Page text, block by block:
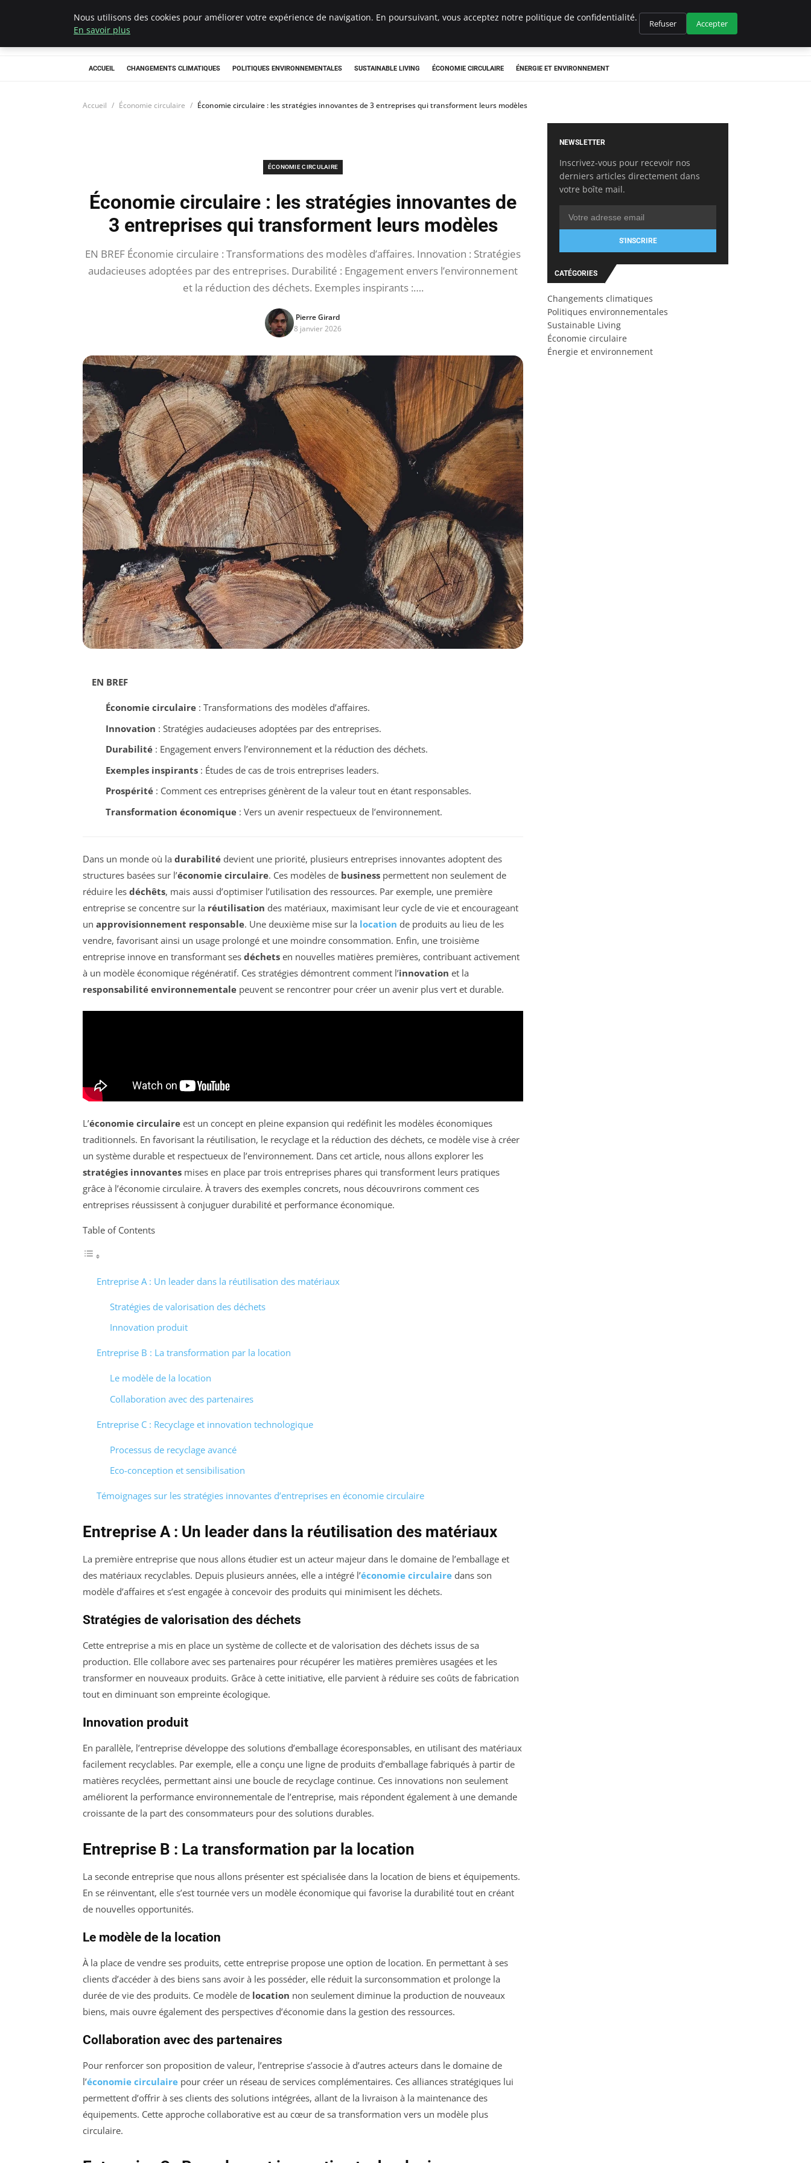
Climategatecountryclub.com
ACCUEIL CHANGEMENTS CLIMATIQUES POLITIQUES ENVIRONNEMENTALES SUSTAINABLE LIVING ÉCONOMIE CIRCULAIRE ÉNERGIE ET ENVIRONNEMENT
Accueil Économie circulaire Économie circulaire : les stratégies innovantes de 3 entreprises qui transforment leurs modèles
ÉCONOMIE CIRCULAIRE
Économie circulaire : les stratégies innovantes de
3 entreprises qui transforment leurs modèles
EN BREF Économie circulaire : Transformations des modèles d’affaires. Innovation : Stratégies
audacieuses adoptées par des entreprises. Durabilité : Engagement envers l’environnement
et la réduction des déchets. Exemples inspirants :….
Pierre Girard
8 janvier 2026
EN BREF
Économie circulaire: Transformations des modèles d’affaires.
Innovation : Stratégies audacieuses adoptées par des entreprises.
Durabilité: Engagement envers l’environnement et la réduction des déchets.
Exemples inspirants: Études de cas de trois entreprises leaders.
Prospérité: Comment ces entreprises génèrent de la valeur tout en étant responsables.
Transformation économique: Vers un avenir respectueux de l’environnement.
Dans un monde où la durabilité devient une priorité, plusieurs entreprises innovantes adoptent des
structures basées sur l’économie circulaire. Ces modèles de business permettent non seulement de
réduire les déchêts, mais aussi d’optimiser l’utilisation des ressources. Par exemple, une première
entreprise se concentre sur la réutilisation des matériaux, maximisant leur cycle de vie et encourageant
un approvisionnement responsable. Une deuxième mise sur la location de produits au lieu de les
vendre, favorisant ainsi un usage prolongé et une moindre consommation. Enfin, une troisième
entreprise innove en transformant ses déchets en nouvelles matières premières, contribuant activement
à un modèle économique régénératif. Ces stratégies démontrent comment l’innovation et la
responsabilité environnementale peuvent se rencontrer pour créer un avenir plus vert et durable.
L’économie circulaire est un concept en pleine expansion qui redéfinit les modèles économiques
traditionnels. En favorisant la réutilisation, le recyclage et la réduction des déchets, ce modèle vise à créer
un système durable et respectueux de l’environnement. Dans cet article, nous allons explorer les
stratégies innovantes mises en place par trois entreprises phares qui transforment leurs pratiques
grâce à l’économie circulaire. À travers des exemples concrets, nous découvrirons comment ces
entreprises réussissent à conjuguer durabilité et performance économique.
Table of Contents
Entreprise A : Un leader dans la réutilisation des matériaux
Stratégies de valorisation des déchets
Innovation produit
Entreprise B : La transformation par la location
Le modèle de la location
Collaboration avec des partenaires
Entreprise C : Recyclage et innovation technologique
Processus de recyclage avancé
Eco-conception et sensibilisation
Témoignages sur les stratégies innovantes d’entreprises en économie circulaire
Entreprise A : Un leader dans la réutilisation des matériaux
La première entreprise que nous allons étudier est un acteur majeur dans le domaine de l’emballage et
des matériaux recyclables. Depuis plusieurs années, elle a intégré l’économie circulaire dans son
modèle d’affaires et s’est engagée à concevoir des produits qui minimisent les déchets.
Stratégies de valorisation des déchets
Cette entreprise a mis en place un système de collecte et de valorisation des déchets issus de sa
production. Elle collabore avec ses partenaires pour récupérer les matières premières usagées et les
transformer en nouveaux produits. Grâce à cette initiative, elle parvient à réduire ses coûts de fabrication
tout en diminuant son empreinte écologique.
Innovation produit
En parallèle, l’entreprise développe des solutions d’emballage écoresponsables, en utilisant des matériaux
facilement recyclables. Par exemple, elle a conçu une ligne de produits d’emballage fabriqués à partir de
matières recyclées, permettant ainsi une boucle de recyclage continue. Ces innovations non seulement
améliorent la performance environnementale de l’entreprise, mais répondent également à une demande
croissante de la part des consommateurs pour des solutions durables.
Entreprise B : La transformation par la location
La seconde entreprise que nous allons présenter est spécialisée dans la location de biens et équipements.
En se réinventant, elle s’est tournée vers un modèle économique qui favorise la durabilité tout en créant
de nouvelles opportunités.
Le modèle de la location
À la place de vendre ses produits, cette entreprise propose une option de location. En permettant à ses
clients d’accéder à des biens sans avoir à les posséder, elle réduit la surconsommation et prolonge la
durée de vie des produits. Ce modèle de location non seulement diminue la production de nouveaux
biens, mais ouvre également des perspectives d’économie dans la gestion des ressources.
Collaboration avec des partenaires
Pour renforcer son proposition de valeur, l’entreprise s’associe à d’autres acteurs dans le domaine de
l’économie circulaire pour créer un réseau de services complémentaires. Ces alliances stratégiques lui
permettent d’offrir à ses clients des solutions intégrées, allant de la livraison à la maintenance des
équipements. Cette approche collaborative est au cœur de sa transformation vers un modèle plus
circulaire.
NEWSLETTER
Inscrivez-vous pour recevoir nos
derniers articles directement dans
votre boîte mail.
S'INSCRIRE
CATÉGORIES
Changements climatiques
Politiques environnementales
Sustainable Living
Économie circulaire
Énergie et environnement
Nous utilisons des cookies pour améliorer votre expérience de navigation. En poursuivant, vous acceptez notre politique de confidentialité.
En savoir plus
Refuser Accepter